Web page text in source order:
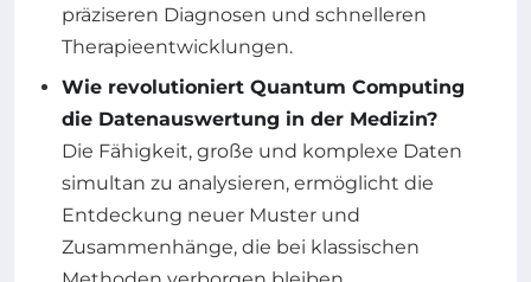
präziseren Diagnosen und schnelleren
Therapieentwicklungen.
Wie revolutioniert Quantum Computing
die Datenauswertung in der Medizin?
Die Fähigkeit, große und komplexe Daten
simultan zu analysieren, ermöglicht die
Entdeckung neuer Muster und
Zusammenhänge, die bei klassischen